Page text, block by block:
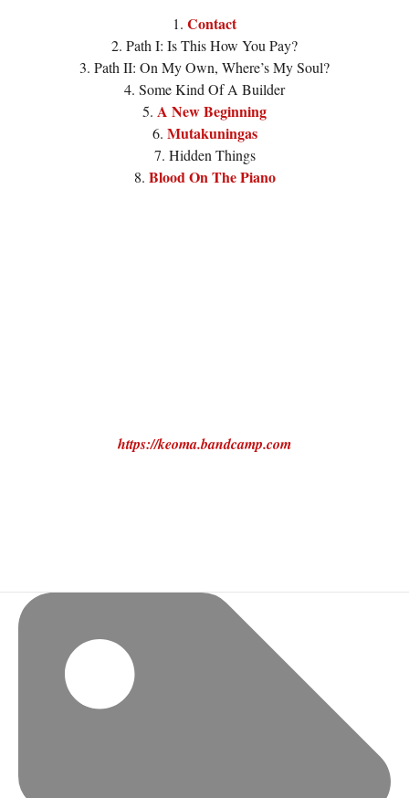
1. Contact
2. Path I: Is This How You Pay?
3. Path II: On My Own, Where’s My Soul?
4. Some Kind Of A Builder
5. A New Beginning
6. Mutakuningas
7. Hidden Things
8. Blood On The Piano
https://keoma.bandcamp.com